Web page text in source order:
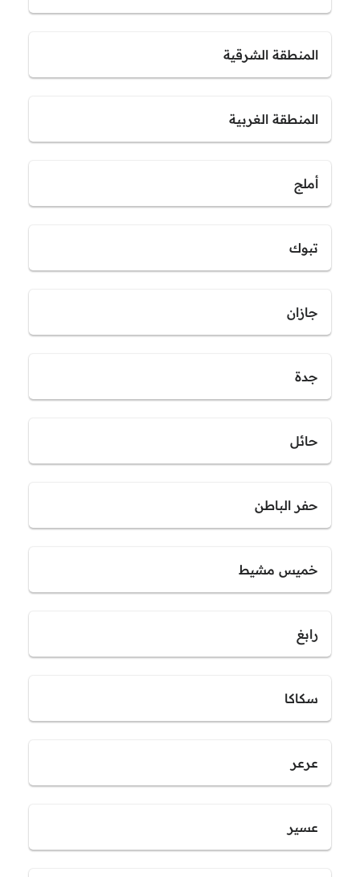
المنطقة الشرقية
المنطقة الغربية
أملج
تبوك
جازان
جدة
حائل
حفر الباطن
خميس مشيط
رابغ
سكاكا
عرعر
عسير